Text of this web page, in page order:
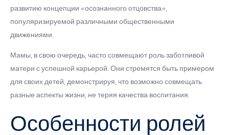
развитию концепции «осознанного отцовства»,
популяризируемой различными общественными
движениями.
Мамы, в свою очередь, часто совмещают роль заботливой
матери с успешной карьерой. Они стремятся быть примером
для своих детей, демонстрируя, что возможно совмещать
разные аспекты жизни, не теряя качества воспитания.
Особенности ролей